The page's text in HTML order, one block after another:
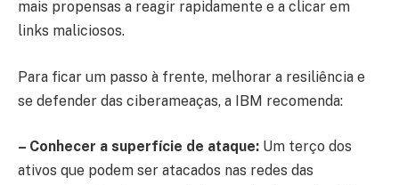
mais propensas a reagir rapidamente e a clicar em
links maliciosos.
Para ficar um passo à frente, melhorar a resiliência e
se defender das ciberameaças, a IBM recomenda:
– Conhecer a superfície de ataque: Um terço dos
ativos que podem ser atacados nas redes das